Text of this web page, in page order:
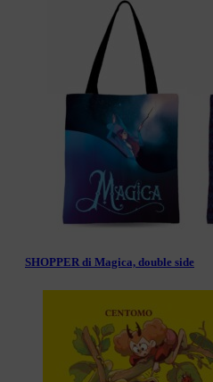
SHOPPER di Magica, double side